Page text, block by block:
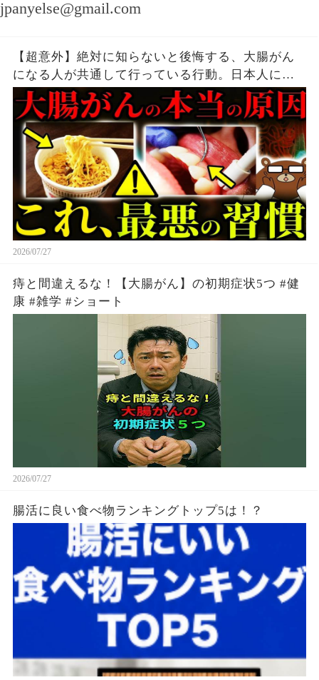
jpanyelse@gmail.com
【超意外】絶対に知らないと後悔する、大腸がん
になる人が共通して行っている行動。日本人に何
故、大腸がんが多いのか。毎日食べている「ア
レ」が原因だった。まさかの「歯周病」がリスク
だった？医師が完全解説。
2026/07/27
痔と間違えるな！【大腸がん】の初期症状5つ #健
康 #雑学 #ショート
2026/07/27
腸活に良い食べ物ランキングトップ5は！？